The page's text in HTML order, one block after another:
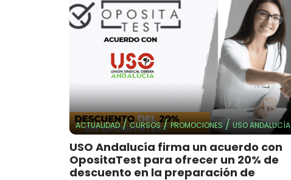
ACTUALIDAD/CURSOS/PROMOCIONES/USO ANDALUCÍA
USO Andalucía firma un acuerdo con
OpositaTest para ofrecer un 20% de
descuento en la preparación de